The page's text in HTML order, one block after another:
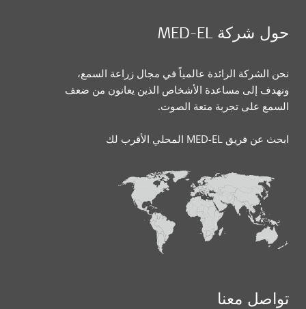
حول شركة MED-EL
نحن الشركة الرائدة عالمياً في مجال زراعة السمع،
ونهدف إلى مساعدة الأشخاص الذين يعانون من ضعف
السمع على تجربة متعة الصوت.
ابحث عن فريق MED-EL المحلي الأقرب لك
تواصل معنا